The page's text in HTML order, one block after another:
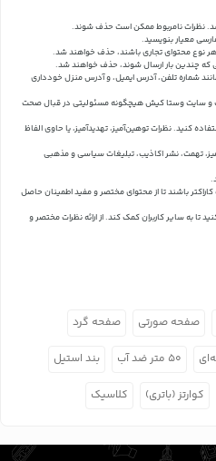
نظرات نامربوط ممکن است حذف شوند.
معیار بنویسید.
هر نوع محتوای تجاری باشند، حذف خواهند شد.
که چندین بار ارسال شوند، حذف خواهند شد.
شماره تلفن، آدرس ایمیل، و آدرس منزل خودداری
و سایت وستا کیش هیچگونه مسئولیتی در قبال صحت
کنید. نظرات توهین‌آمیز، تهدیدآمیز، یا حاوی الفاظ
تهمت، نشر اکاذیب، تبلیغات سیاسی و مذهبی
نظرات باید حداقل شامل 50 کاراکتر و حداکثر 500 کاراکتر باشند تا از محتوای مختصر و مفید اطمینان حاصل
تا به سایر کاربران کمک کند.از ارائه نظرات مختصر و
صفحه صورتی صفحه گرد
۵۰ متر ضد آب بند استیل
کوارتز (باتری) کلاسیک